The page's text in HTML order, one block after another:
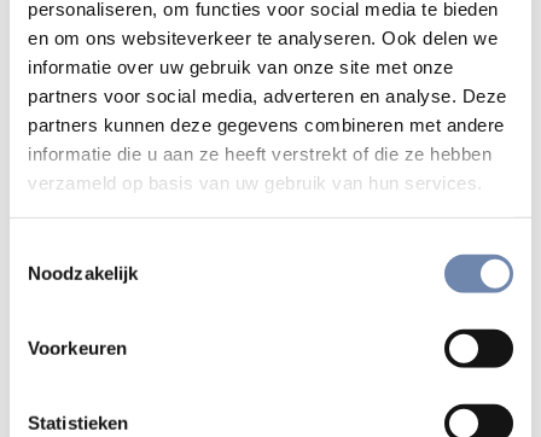
personaliseren, om functies voor social media te bieden
en om ons websiteverkeer te analyseren. Ook delen we
informatie over uw gebruik van onze site met onze
partners voor social media, adverteren en analyse. Deze
partners kunnen deze gegevens combineren met andere
informatie die u aan ze heeft verstrekt of die ze hebben
verzameld op basis van uw gebruik van hun services.
Noodzakelijk
Voorkeuren
Statistieken
een vestiging wilden beginnen in de bocht van Rio de
Janeiro. Maar door zijn invloed kregen ze uiteindelijk geen
voet aan de grond.
Dichter
Hij maakte van die krijgsgevangenschap gebruik om een
papier en schrijfbenodigdheden beschikte, schreef hij elke
dag enkele regels in het natte zand van het strand, en
vertrouwde hij het geheel toe aan papier: het was
meer dan vierduizend regels, waarin hij Maria verheerlijkte